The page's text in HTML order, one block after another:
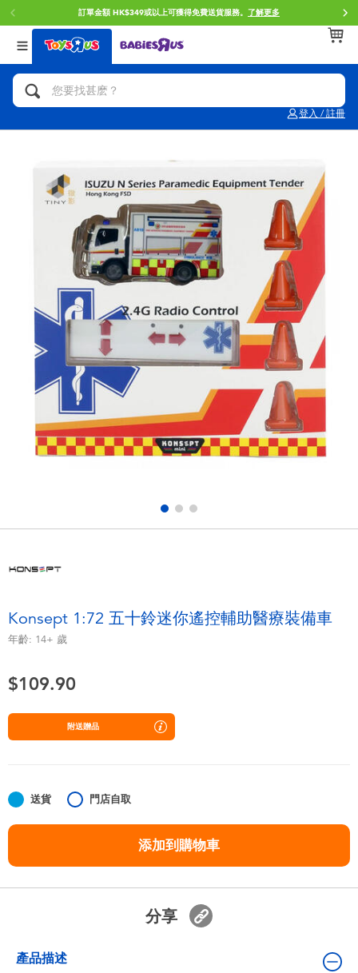
訂單金額 HK$349或以上可獲得免費送貨服務。 了解更多
登入 / 註冊
返回
分類目錄
人氣英雄,角色扮演,射擊玩具
拼砌組合及樂高LEGO
玩具車,貨車,火車及遙控系列
手工藝,文具,蠟筆,泥膠,畫板
娃娃, 芭比,收藏公仔
電子玩具
遊戲及拼圖系列
益智學習玩具
毛毛公仔玩具
夏日用品
嬰兒及學前玩具
盲盒
生活精品
返回
品牌
Brunch Brother 早午餐兄弟
Spider-Man蜘蛛俠
Mini Brands
Play-Doh培樂多
Pokemon寶可夢
playpop
LEGO樂高
LeapFrog跳跳蛙
返回
年齢
0~2歳
5~7歳
8~11歳
12~14歳
14歳以上
Konsept 1:72 五十鈴迷你遙控輔助醫療裝備車
年齡: 14+ 歲
$109.90
附送贈品
送貨 門店自取
添加到購物車
分享
產品描述